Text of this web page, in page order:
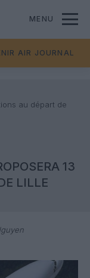
MENU
AIR JOURNAL
au départ de
13
LILLE